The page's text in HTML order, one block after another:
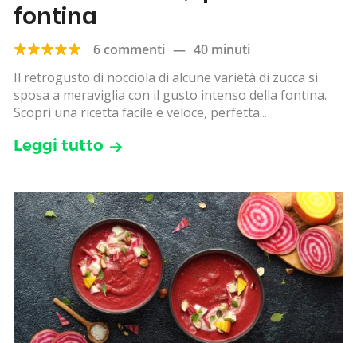
fontina
6 commenti — 40 minuti
Il retrogusto di nocciola di alcune varietà di zucca si
sposa a meraviglia con il gusto intenso della fontina.
Scopri una ricetta facile e veloce, perfetta...
Leggi tutto